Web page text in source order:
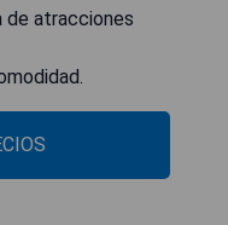
de atracciones